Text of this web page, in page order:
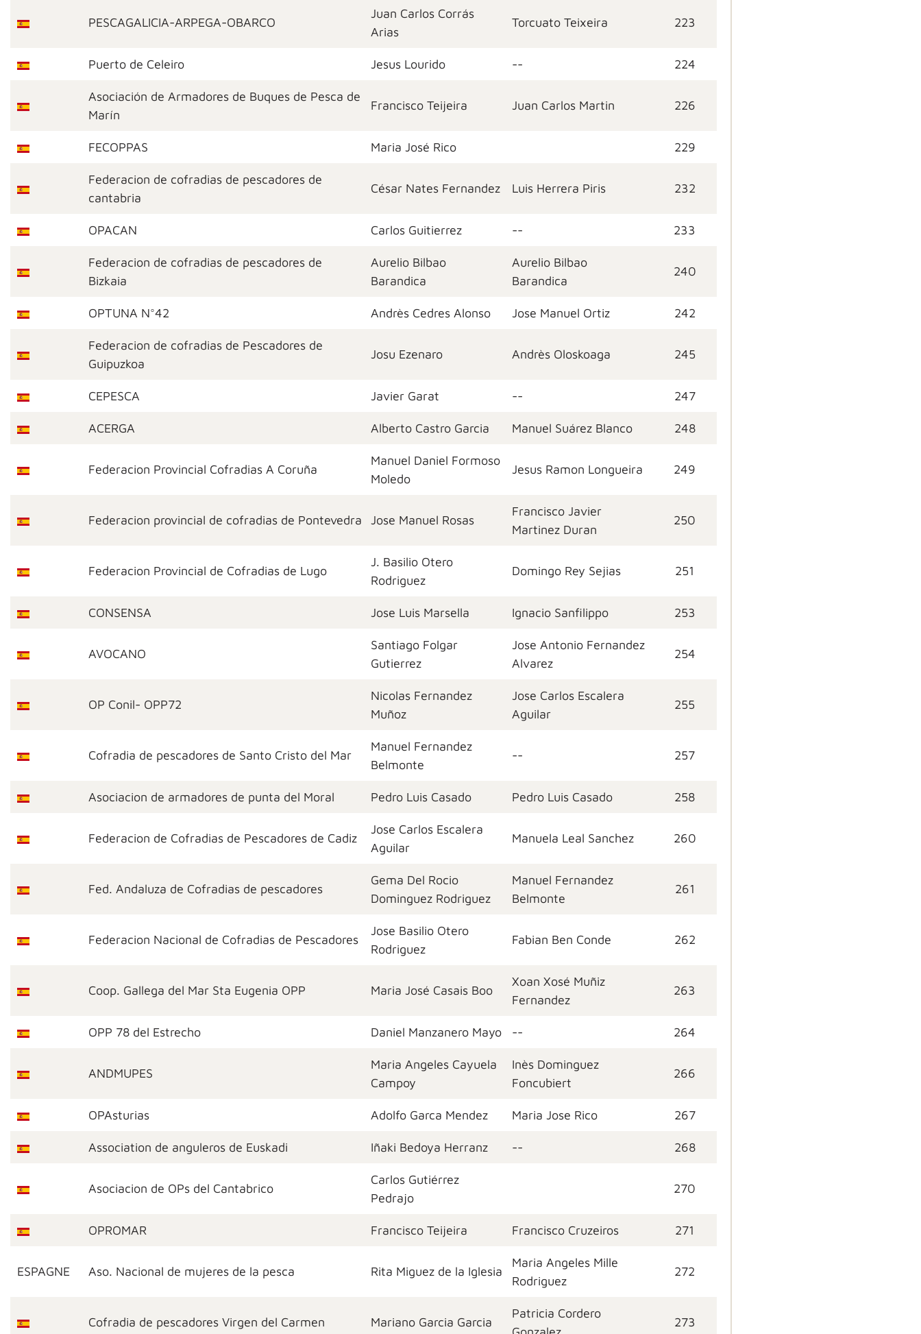
PESCAGALICIA-ARPEGA-OBARCO
Juan Carlos Corrás
Arias
Torcuato Teixeira 223
Puerto de Celeiro Jesus Lourido -- 224
Asociación de Armadores de Buques de Pesca de
Marín
Francisco Teijeira Juan Carlos Martin 226
FECOPPAS Maria José Rico 229
Federacion de cofradias de pescadores de
cantabria
César Nates Fernandez Luis Herrera Piris 232
OPACAN Carlos Guitierrez -- 233
Federacion de cofradias de pescadores de
Bizkaia
Aurelio Bilbao
Barandica
Aurelio Bilbao
Barandica
240
OPTUNA N°42 Andrès Cedres Alonso Jose Manuel Ortiz 242
Federacion de cofradias de Pescadores de
Guipuzkoa
Josu Ezenaro Andrès Oloskoaga 245
CEPESCA Javier Garat -- 247
ACERGA Alberto Castro Garcia Manuel Suárez Blanco 248
Federacion Provincial Cofradias A Coruña
Manuel Daniel Formoso
Moledo
Jesus Ramon Longueira 249
Federacion provincial de cofradias de Pontevedra Jose Manuel Rosas
Francisco Javier
Martinez Duran
250
Federacion Provincial de Cofradias de Lugo
J. Basilio Otero
Rodriguez
Domingo Rey Sejias 251
CONSENSA Jose Luis Marsella Ignacio Sanfilippo 253
AVOCANO
Santiago Folgar
Gutierrez
Jose Antonio Fernandez
Alvarez
254
OP Conil- OPP72
Nicolas Fernandez
Muñoz
Jose Carlos Escalera
Aguilar
255
Cofradia de pescadores de Santo Cristo del Mar
Manuel Fernandez
Belmonte
-- 257
Asociacion de armadores de punta del Moral Pedro Luis Casado Pedro Luis Casado 258
Federacion de Cofradias de Pescadores de Cadiz
Jose Carlos Escalera
Aguilar
Manuela Leal Sanchez 260
Fed. Andaluza de Cofradias de pescadores
Gema Del Rocio
Dominguez Rodriguez
Manuel Fernandez
Belmonte
261
Federacion Nacional de Cofradias de Pescadores
Jose Basilio Otero
Rodriguez
Fabian Ben Conde 262
Coop. Gallega del Mar Sta Eugenia OPP Maria José Casais Boo
Xoan Xosé Muñiz
Fernandez
263
OPP 78 del Estrecho Daniel Manzanero Mayo -- 264
ANDMUPES
Maria Angeles Cayuela
Campoy
Inès Dominguez
Foncubiert
266
OPAsturias Adolfo Garca Mendez Maria Jose Rico 267
Association de anguleros de Euskadi Iñaki Bedoya Herranz -- 268
Asociacion de OPs del Cantabrico
Carlos Gutiérrez
Pedrajo
270
OPROMAR Francisco Teijeira Francisco Cruzeiros 271
ESPAGNE Aso. Nacional de mujeres de la pesca Rita Miguez de la Iglesia
Maria Angeles Mille
Rodriguez
272
Cofradia de pescadores Virgen del Carmen Mariano Garcia Garcia
Patricia Cordero
273